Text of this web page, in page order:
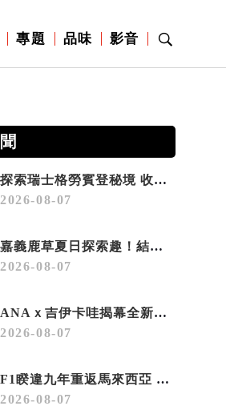
專題 品味 影音
探索瑞士格勞賓登秘境 收藏六種阿爾卑斯夏日療癒之旅
2026-08-07
嘉義鹿草夏日探索趣！結合科學、農場與自然的親子小旅行
2026-08-07
ANAｘ吉伊卡哇揭幕全新彩繪機「Chiikawa JET」
2026-08-07
F1睽違九年重返馬來西亞 三大國際賽事打造10月運動旅遊熱潮 賽車、自行車、路跑同週登場
2026-08-07